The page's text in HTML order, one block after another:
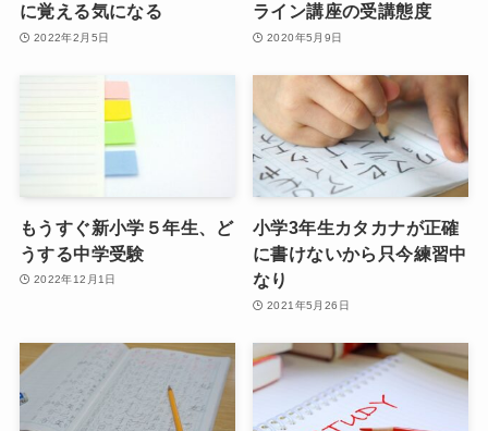
に覚える気になる
2022年2月5日
ライン講座の受講態度
2020年5月9日
もうすぐ新小学５年生、ど
うする中学受験
2022年12月1日
小学3年生カタカナが正確
に書けないから只今練習中
なり
2021年5月26日